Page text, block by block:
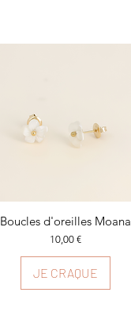
Aperçu rapide
Boucles d'oreilles Moana
Prix
10,00 €
JE CRAQUE